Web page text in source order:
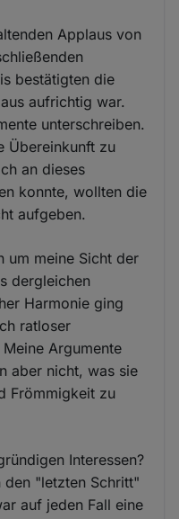
Applaus von
bestätigten die
aufrichtig war.
unterschreiben.
Übereinkunft zu
an dieses
konnte, wollten die
aufgeben.
um meine Sicht der
dergleichen
Harmonie ging
ratloser
Argumente
aber nicht, was sie
Frömmigkeit zu
Interessen?
"letzten Schritt"
auf jeden Fall eine